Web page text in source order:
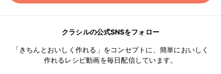
クラシルの公式SNSをフォロー
「きちんとおいしく作れる」をコンセプトに、簡単においしく
作れるレシピ動画を毎日配信しています。